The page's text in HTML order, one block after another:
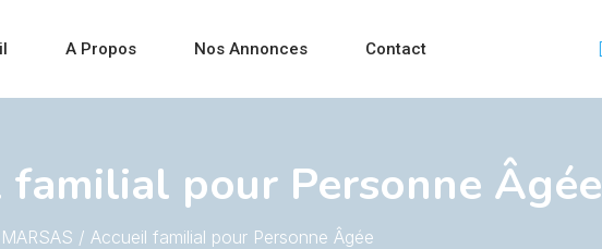
A Propos Nos Annonces Contact
familial pour Personne Âgée
MARSAS / Accueil familial pour Personne Âgée